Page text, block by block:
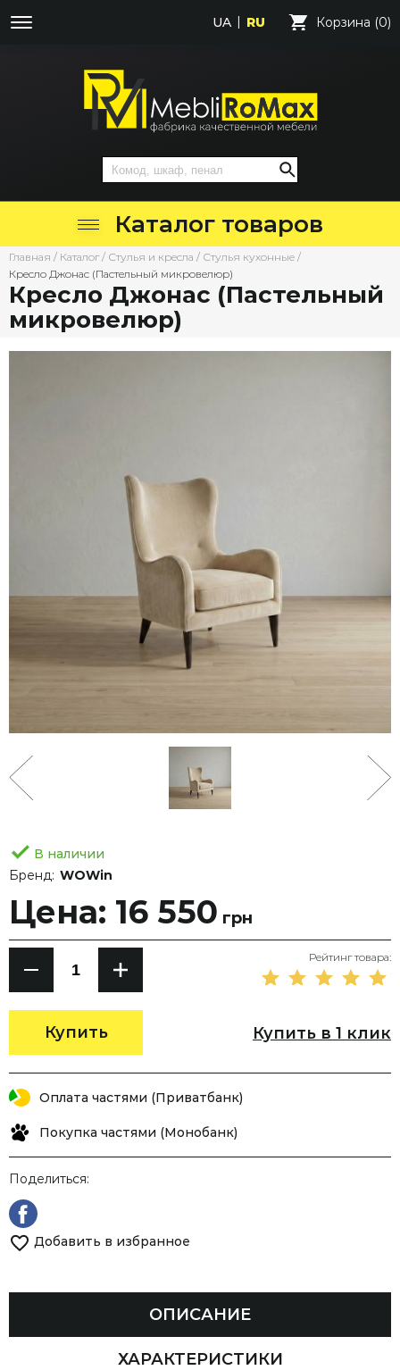
UA RU Корзина (0)
Каталог товаров
Главная / Каталог / Стулья и кресла / Стулья кухонные /
Кресло Джонас (Пастельный микровелюр)
Кресло Джонас (Пастельный
микровелюр)
В наличии
Бренд: WOWin
Цена: 16 550 грн
Купить
Рейтинг товара:
Купить в 1 клик
Оплата частями (Приватбанк)
Покупка частями (Монобанк)
Поделиться:
Добавить в избранное
ОПИСАНИЕ
ХАРАКТЕРИСТИКИ